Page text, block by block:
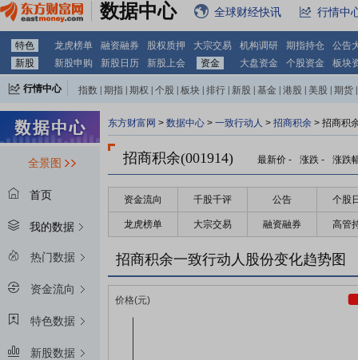
数据中心 全球财经快讯 行情中
特色 龙虎榜单 融资融券 股权质押 大宗交易 机构调研 期指持仓
公告
新股
新股申购 新股日历 新股上会 资金 大盘资金 个股资金 板块
行情中心 指数 期指 期权 个股 板块 排行 新股 基金 港股 美股 期货
全景图
首页
我的数据
热门数据
资金流向
特色数据
新股数据
东方财富网 > 数据中心 > 一致行动人 > 招商积余 > 招商积
招商积余(001914) 最新价 - 涨跌 - 涨跌
资金流向 千股千评 公告 个股
龙虎榜单 大宗交易 融资融券 高管
招商积余一致行动人股份变化趋势图